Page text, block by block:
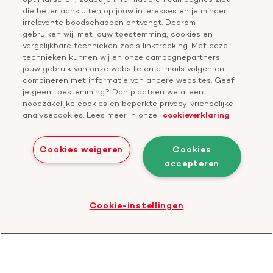
Geef ter nagedachtenis
Start een actie
Vragen over donateurschap
Klachtenformulier
Check je gesprek
Doneer
Bezoek
onze
Facebook
Bezoek
ons
YouTube
Bezoek
onze
LinkedIn
Bezoek
onze
TikTok
profiel
Bezoek
onze
Twitter
profiel
Bezoek
onze
Threads
profiel
Privacyverklaring
Bezoek
die beter aansluiten op jouw interesses en je minder
irrelevante boodschappen ontvangt. Daarom
gebruiken wij, met jouw toestemming, cookies en
vergelijkbare technieken zoals linktracking. Met deze
technieken kunnen wij en onze campagnepartners
jouw gebruik van onze website en e-mails volgen en
combineren met informatie van andere websites. Geef
je geen toestemming? Dan plaatsen we alleen
noodzakelijke cookies en beperkte privacy-vriendelijke
analysecookies. Lees meer in onze
cookieverklaring
Cookies
accepteren
Cookies weigeren
Cookie-instellingen